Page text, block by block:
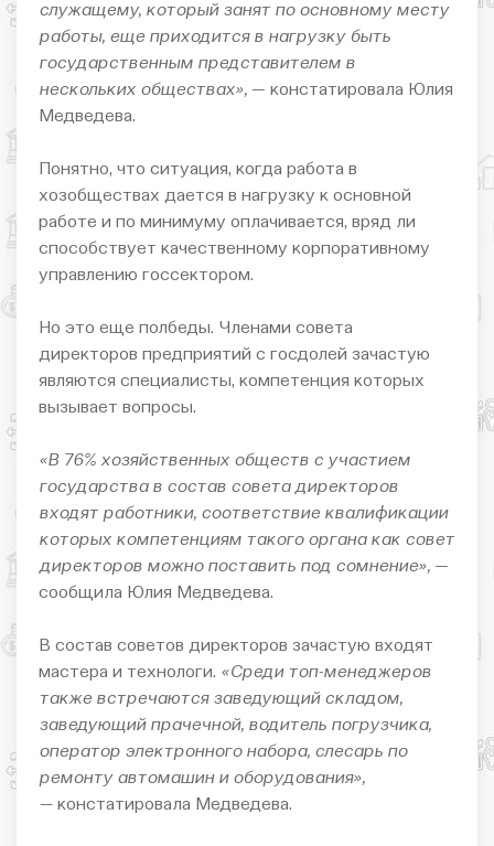
служащему, который занят по основному месту
работы, еще приходится в нагрузку быть
государственным представителем в
нескольких обществах», — констатировала Юлия
Медведева.
Понятно, что ситуация, когда работа в
хозобществах дается в нагрузку к основной
работе и по минимуму оплачивается, вряд ли
способствует качественному корпоративному
управлению госсектором.
Но это еще полбеды. Членами совета
директоров предприятий с госдолей зачастую
являются специалисты, компетенция которых
вызывает вопросы.
«В 76% хозяйственных обществ с участием
государства в состав совета директоров
входят работники, соответствие квалификации
которых компетенциям такого органа как совет
директоров можно поставить под сомнение», —
сообщила Юлия Медведева.
В состав советов директоров зачастую входят
мастера и технологи. «Среди топ-менеджеров
также встречаются заведующий складом,
заведующий прачечной, водитель погрузчика,
оператор электронного набора, слесарь по
ремонту автомашин и оборудования»,
— констатировала Медведева.